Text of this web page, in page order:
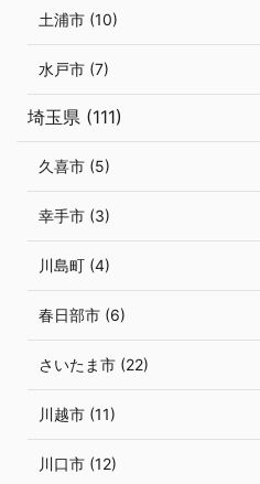
土浦市 (10)
水戸市 (7)
埼玉県 (111)
久喜市 (5)
幸手市 (3)
川島町 (4)
春日部市 (6)
さいたま市 (22)
川越市 (11)
川口市 (12)